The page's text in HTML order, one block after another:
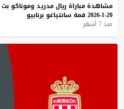
مشاهدة مباراة ريال مدريد وموناكو بث
20-1-2026
قمة سانتياغو برنابيو
منذ 7 أشهر